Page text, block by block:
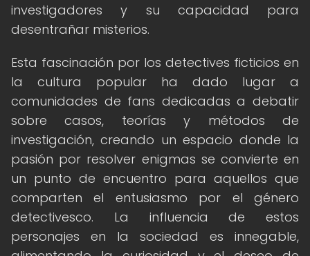
investigadores y su capacidad para
desentrañar misterios.
Esta fascinación por los detectives ficticios en
la cultura popular ha dado lugar a
comunidades de fans dedicadas a debatir
sobre casos, teorías y métodos de
investigación, creando un espacio donde la
pasión por resolver enigmas se convierte en
un punto de encuentro para aquellos que
comparten el entusiasmo por el género
detectivesco. La influencia de estos
personajes en la sociedad es innegable,